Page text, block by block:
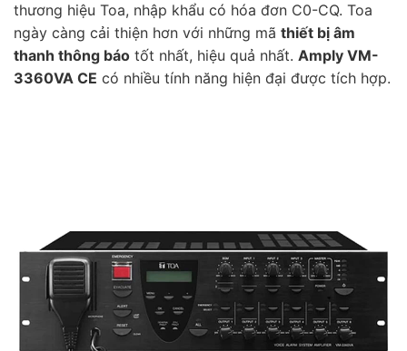
thương hiệu Toa, nhập khẩu có hóa đơn C0-CQ. Toa
ngày càng cải thiện hơn với những mã thiết bị âm
thanh thông báo tốt nhất, hiệu quả nhất. Amply VM-
3360VA CE có nhiều tính năng hiện đại được tích hợp.